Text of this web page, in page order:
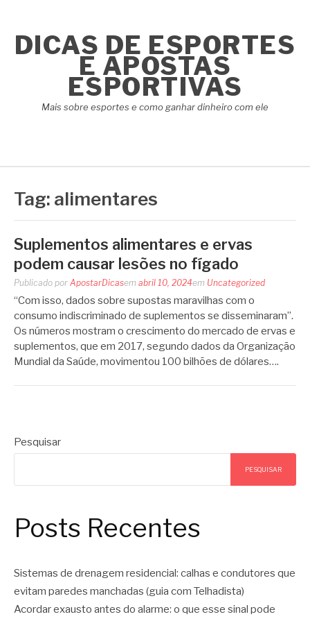
conteúdo
DICAS DE ESPORTES
E APOSTAS
ESPORTIVAS
Mais sobre esportes e como ganhar dinheiro com ele
Tag: alimentares
Suplementos alimentares e ervas
podem causar lesões no fígado
Publicado por ApostarDicasem abril 10, 2024em Uncategorized
“Com isso, dados sobre supostas maravilhas com o
consumo indiscriminado de suplementos se disseminaram”.
Os números mostram o crescimento do mercado de ervas e
suplementos, que em 2017, segundo dados da Organização
Mundial da Saúde, movimentou 100 bilhões de dólares….
Pesquisar
PESQUISAR
Posts Recentes
Sistemas de drenagem residencial: calhas e condutores que
evitam paredes manchadas (guia com Telhadista)
Acordar exausto antes do alarme: o que esse sinal pode